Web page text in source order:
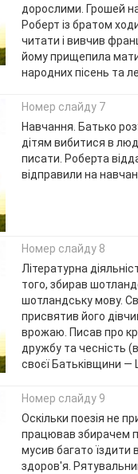
дорослими. Грошей
Роберт із братом
читати і вивчив
йому прищепила
народних пісень та
Номер слайду 7
Навчання. Батько
дітям вибитися в
писати. Роберта
відправили на
Номер слайду 8
Літературна
того, збирав
шотландську мову.
присвятив його
врожаю. Писав про
дружбу та чесність
своєї Батьківщини —
Номер слайду 9
Оскільки поезія не
працював збирачем
мусив багато їздити
здоров'я.